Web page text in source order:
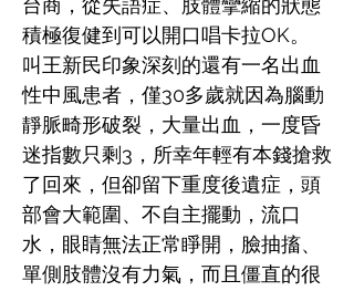
台商，從失語症、肢體攣縮的狀態
積極復健到可以開口唱卡拉OK。
叫王新民印象深刻的還有一名出血
性中風患者，僅30多歲就因為腦動
靜脈畸形破裂，大量出血，一度昏
迷指數只剩3，所幸年輕有本錢搶救
了回來，但卻留下重度後遺症，頭
部會大範圍、不自主擺動，流口
水，眼睛無法正常睜開，臉抽搐、
單側肢體沒有力氣，而且僵直的很